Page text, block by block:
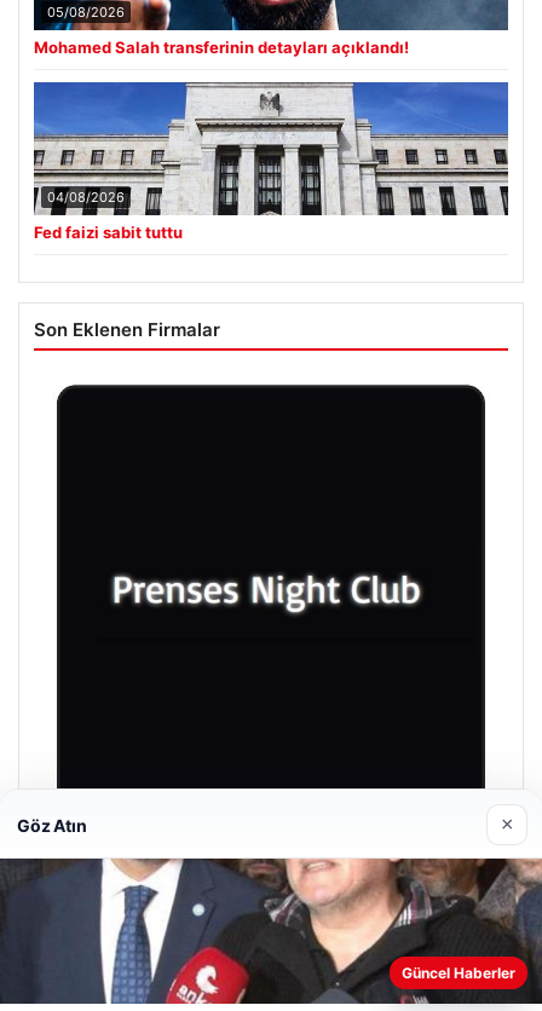
05/08/2026
Mohamed Salah transferinin detayları açıklandı!
04/08/2026
Fed faizi sabit tuttu
Son Eklenen Firmalar
Prenses Night Club
29/04/2026
Web sitemizi nasıl kullandığınızı daha iyi anlayabilmek,
Göz Atın ×
Güncel Haberler